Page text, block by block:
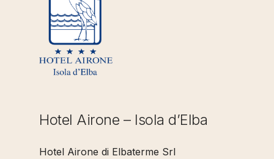
Hotel Airone – Isola d’Elba
Hotel Airone di Elbaterme Srl